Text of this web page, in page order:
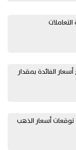
الفائدة بمقدار
توقعات أسعار الذهب